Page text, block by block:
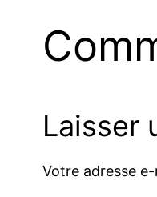
Laisser
Votre adresse